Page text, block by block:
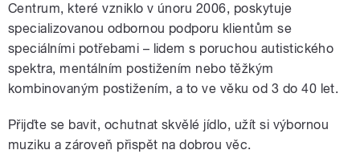
Centrum, které vzniklo v únoru 2006, poskytuje
specializovanou odbornou podporu klientům se
speciálními potřebami – lidem s poruchou autistického
spektra, mentálním postižením nebo těžkým
kombinovaným postižením, a to ve věku od 3 do 40 let.
Přijďte se bavit, ochutnat skvělé jídlo, užít si výbornou
muziku a zároveň přispět na dobrou věc.